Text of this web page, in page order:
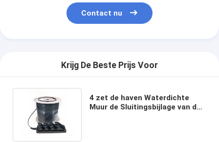
Contact nu
Krijg De Beste Prijs Voor
4 zet de haven Waterdichte
Muur de Sluitingsbijlage van de